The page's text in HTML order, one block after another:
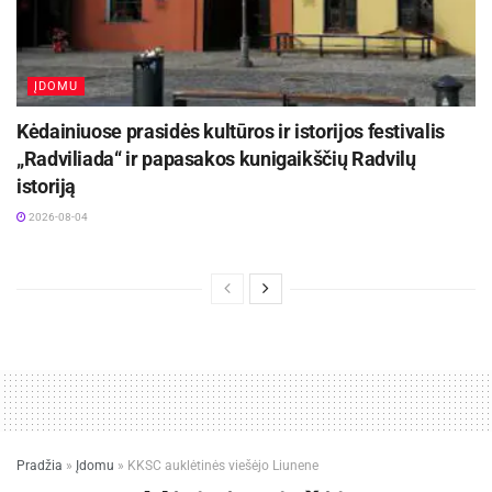
ĮDOMU
Kėdainiuose prasidės kultūros ir istorijos festivalis
„Radviliada“ ir papasakos kunigaikščių Radvilų
istoriją
2026-08-04
Pradžia » Įdomu » KKSC auklėtinės viešėjo Liunene